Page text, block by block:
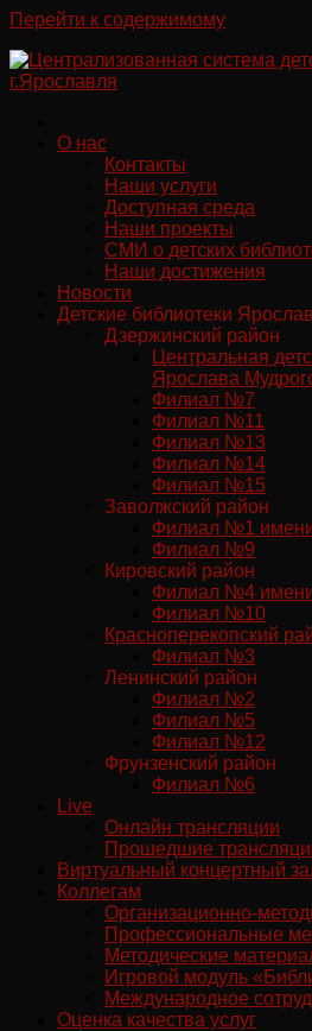
Перейти к содержимому
О нас
Контакты
Наши услуги
Доступная среда
Наши проекты
СМИ о детских
Наши достижения
Новости
Детские библиотеки
Дзержинский район
Центральная
Ярослава
Филиал №7
Филиал №11
Филиал №13
Филиал №14
Филиал №15
Заволжский район
Филиал №1
Филиал №9
Кировский район
Филиал №4
Филиал №10
Красноперекопский
Филиал №3
Ленинский район
Филиал №2
Филиал №5
Филиал №12
Фрунзенский район
Филиал №6
Live
Онлайн трансляции
Прошедшие
Виртуальный концертный
Коллегам
Организационно-
Профессиональные
Методические
Игровой модуль
Международное
Оценка качества услуг